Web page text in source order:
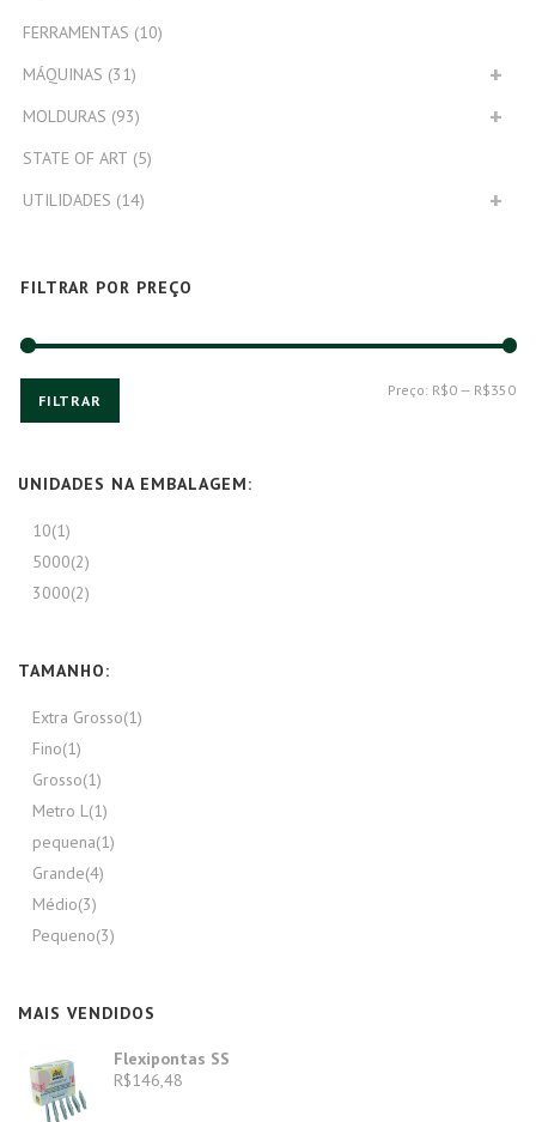
FERRAMENTAS (10)
MÁQUINAS (31)
MOLDURAS (93)
STATE OF ART (5)
UTILIDADES (14)
FILTRAR POR PREÇO
FILTRAR
Preço: R$0 — R$350
UNIDADES NA EMBALAGEM:
10(1)
5000(2)
3000(2)
TAMANHO:
Extra Grosso(1)
Fino(1)
Grosso(1)
Metro L(1)
pequena(1)
Grande(4)
Médio(3)
Pequeno(3)
MAIS VENDIDOS
Flexipontas SS
R$146,48